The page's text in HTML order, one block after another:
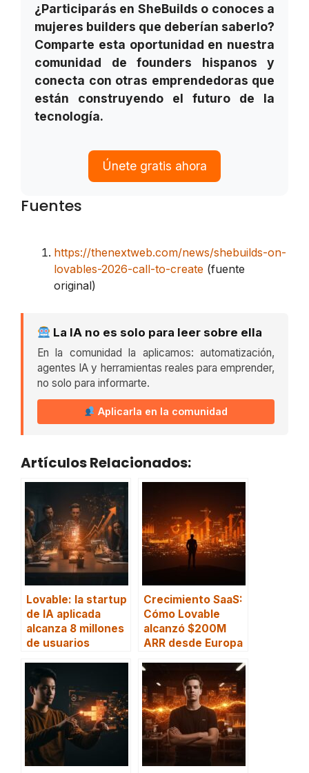
¿Participarás en SheBuilds o conoces a
mujeres builders que deberían saberlo?
Comparte esta oportunidad en nuestra
comunidad de founders hispanos y
conecta con otras emprendedoras que
están construyendo el futuro de la
tecnología.
Únete gratis ahora
Fuentes
https://thenextweb.com/news/shebuilds-on-
lovables-2026-call-to-create (fuente
original)
La IA no es solo para leer sobre ella
En la comunidad la aplicamos: automatización,
agentes IA y herramientas reales para emprender,
no solo para informarte.
Aplicarla en la comunidad
Artículos Relacionados:
Lovable: la startup
de IA aplicada
alcanza 8 millones
de usuarios
Crecimiento SaaS:
Cómo Lovable
alcanzó $200M
ARR desde Europa